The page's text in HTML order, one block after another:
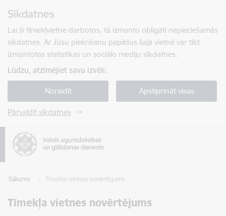
Sīkdatnes
Lai šī tīmekļvietne darbotos, tā izmanto obligāti nepieciešamās
sīkdatnes. Ar Jūsu piekrišanu papildus šajā vietnē var tikt
izmantotas statistikas un sociālo mediju sīkdatnes.
Lūdzu, atzīmējiet savu izvēli:
Noraidīt Apstiprināt visas
Pārvaldīt sīkdatnes
Sākums Tīmekļa vietnes novērtējums
Tīmekļa vietnes novērtējums